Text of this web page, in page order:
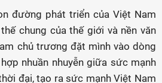
đường phát triển của Việt Nam
chung của thế giới và nền văn
chủ trương đặt mình vào dòng
nhuần nhuyễn giữa sức mạnh
đại, tạo ra sức mạnh Việt Nam